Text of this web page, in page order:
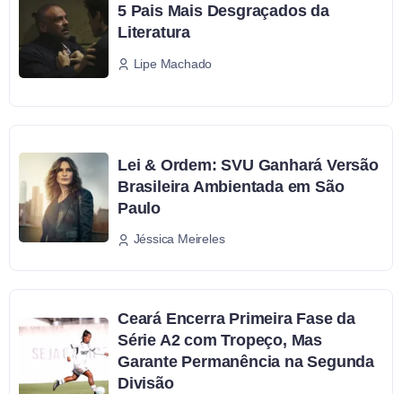
5 Pais Mais Desgraçados da
Literatura
Lipe Machado
Lei & Ordem: SVU Ganhará Versão
Brasileira Ambientada em São
Paulo
Jéssica Meireles
Ceará Encerra Primeira Fase da
Série A2 com Tropeço, Mas
Garante Permanência na Segunda
Divisão